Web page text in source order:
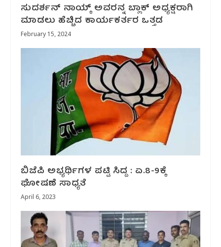
ಸುದರ್ಶನ್ ನಾಯ್ಕ್ ಅವರನ್ನ ಬ್ಲಾಕ್ ಅಧ್ಯಕ್ಷರಾಗಿ
ಮಾಡಲು ಹೆಚ್ಚಿದ ಕಾರ್ಯಕರ್ತರ ಒತ್ತಡ
February 15, 2024
ಬಿಜೆಪಿ ಅಭ್ಯರ್ಥಿಗಳ ಪಟ್ಟಿ ಸಿದ್ದ : ಏ.8-9ಕ್ಕೆ
ಘೋಷಣೆ ಸಾಧ್ಯತೆ
April 6, 2023